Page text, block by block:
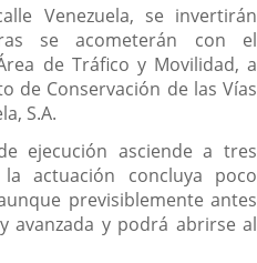
Venezuela, se invertirán
se acometerán con el
de Tráfico y Movilidad, a
de Conservación de las Vías
S.A.
ejecución asciende a tres
actuación concluya poco
previsiblemente antes
avanzada y podrá abrirse al